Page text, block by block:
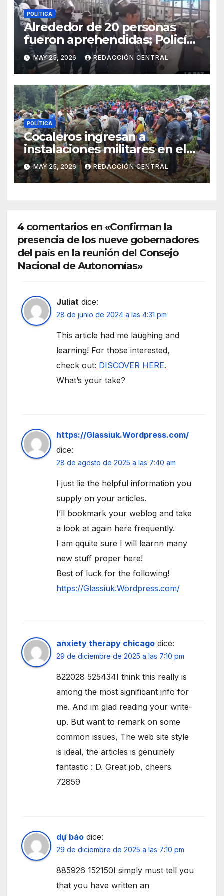
POLÍTICA
Alrededor de 20 personas
fueron aprehendidas; Policía
gasifica e impide ingreso de
manifestantes a plaza Murillo
MAY 25, 2026 REDACCIÓN CENTRAL
POLÍTICA
Cocaleros ingresan a
instalaciones militares en el
Trópico: “No aceptaremos un
estado de sitio”
MAY 25, 2026 REDACCIÓN CENTRAL
4 comentarios en «Confirman la
presencia de los nueve gobernadores
del país en la reunión del Consejo
Nacional de Autonomías»
Juliat dice:
28 de junio de 2024 a las 4:31 pm
This article had me laughing and
learning! For those interested,
check out: DISCOVER HERE.
What’s your take?
https://Glassiuk.Wordpress.com/
dice:
28 de agosto de 2025 a las 7:40 am
I just lie the helpful information you
supply on your articles.
I’ll bookmark your weblog and take
a look at again here frequently.
I am qquite sure I will learnn many
new stuff proper here!
Best of luck for the following!
https://Glassiuk.Wordpress.com/
anxiety therapy chicago dice:
29 de diciembre de 2025 a las 7:10 pm
822028 525434I think this really is
among the most significant info for
me. And im glad reading your write-
up. But want to remark on some
common issues, The web site style
is ideal, the articles is genuinely
fantastic : D. Great job, cheers
72859
dự báo dice:
29 de diciembre de 2025 a las 7:10 pm
885926 152150I simply must tell you
that you have written an